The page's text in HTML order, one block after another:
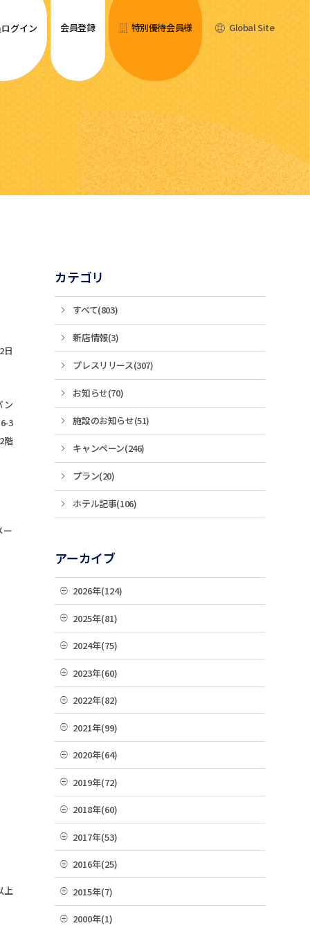
グイン 会員登録 特別優待会員様 Global Site
日
ン
3
階
ー
上
カテゴリ
すべて(803)
新店情報(3)
プレスリリース(307)
お知らせ(70)
施設のお知らせ(51)
キャンペーン(246)
プラン(20)
ホテル記事(106)
アーカイブ
2026年(124)
08月(3)
06月(19)
05月(13)
04月(10)
03月(36)
02月(9)
01月(13)
2025年(81)
12月(8)
10月(4)
08月(4)
07月(7)
06月(2)
05月(6)
04月(4)
03月(7)
02月(10)
01月(4)
2024年(75)
12月(4)
10月(9)
08月(6)
07月(6)
06月(7)
05月(9)
04月(5)
03月(8)
02月(5)
01月(6)
2023年(60)
12月(4)
10月(3)
08月(4)
07月(4)
06月(7)
05月(10)
04月(2)
03月(8)
02月(4)
2022年(82)
12月(8)
10月(16)
08月(4)
07月(10)
06月(8)
05月(6)
04月(2)
03月(7)
2021年(99)
12月(9)
10月(6)
08月(4)
07月(8)
06月(10)
05月(8)
2020年(64)
12月(2)
10月(7)
08月(4)
07月(5)
06月(6)
2019年(72)
12月(7)
10月(8)
08月(2)
07月(5)
2018年(60)
12月(7)
10月(3)
08月(3)
2017年(53)
12月(2)
10月(7)
2016年(25)
12月(2)
2015年(7)
11月(1)
2000年(1)